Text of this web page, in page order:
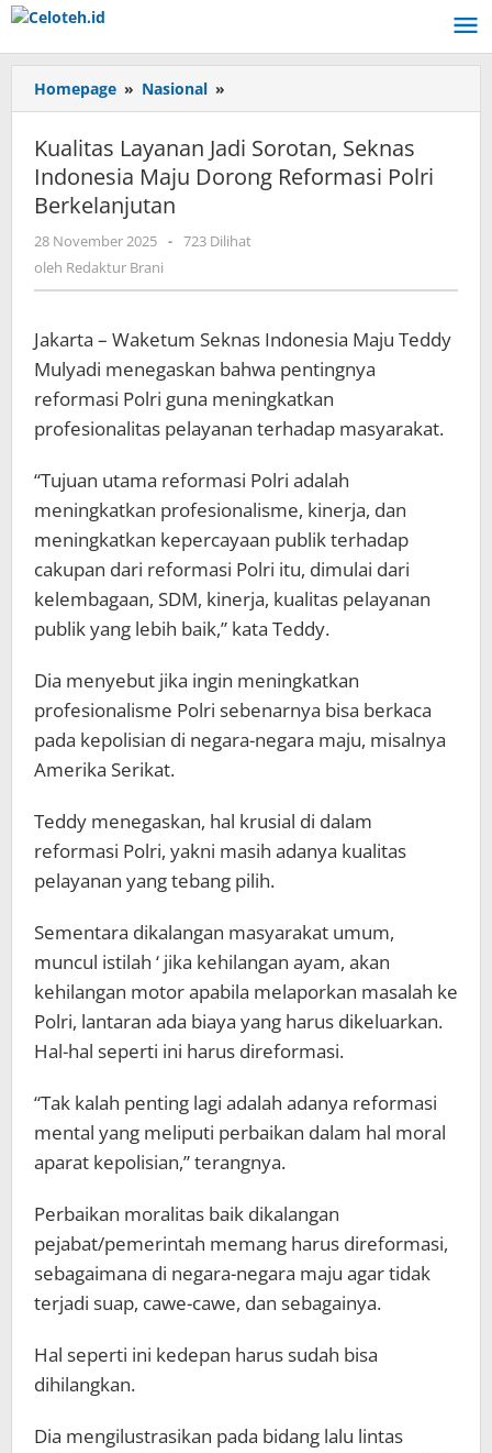
Lewati
konten
Homepage » Nasional »
Layanan
Jadi
Sorotan,
Seknas
Dorong
Polri
Kualitas Layanan Jadi Sorotan, Seknas
Indonesia Maju Dorong Reformasi Polri
Berkelanjutan
28 November 2025 oleh
- 723 Dilihat
oleh Redaktur Brani
Jakarta – Waketum Seknas Indonesia Maju Teddy
Mulyadi menegaskan bahwa pentingnya
reformasi Polri guna meningkatkan
profesionalitas pelayanan terhadap masyarakat.
“Tujuan utama reformasi Polri adalah
meningkatkan profesionalisme, kinerja, dan
meningkatkan kepercayaan publik terhadap
cakupan dari reformasi Polri itu, dimulai dari
kelembagaan, SDM, kinerja, kualitas pelayanan
publik yang lebih baik,” kata Teddy.
Dia menyebut jika ingin meningkatkan
profesionalisme Polri sebenarnya bisa berkaca
pada kepolisian di negara-negara maju, misalnya
Amerika Serikat.
Teddy menegaskan, hal krusial di dalam
reformasi Polri, yakni masih adanya kualitas
pelayanan yang tebang pilih.
Sementara dikalangan masyarakat umum,
muncul istilah ‘ jika kehilangan ayam, akan
kehilangan motor apabila melaporkan masalah ke
Polri, lantaran ada biaya yang harus dikeluarkan.
Hal-hal seperti ini harus direformasi.
“Tak kalah penting lagi adalah adanya reformasi
mental yang meliputi perbaikan dalam hal moral
aparat kepolisian,” terangnya.
Perbaikan moralitas baik dikalangan
pejabat/pemerintah memang harus direformasi,
sebagaimana di negara-negara maju agar tidak
terjadi suap, cawe-cawe, dan sebagainya.
Hal seperti ini kedepan harus sudah bisa
dihilangkan.
Dia mengilustrasikan pada bidang lalu lintas